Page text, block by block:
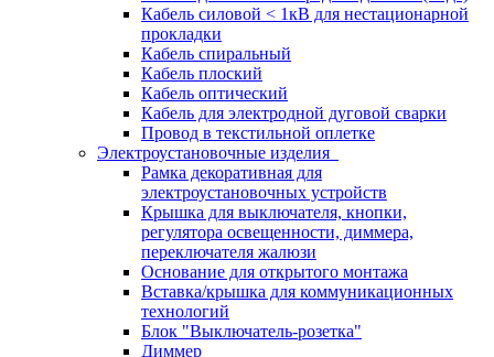
Кабель силовой < 1кВ для нестационарной
прокладки
Кабель спиральный
Кабель плоский
Кабель оптический
Кабель для электродной дуговой сварки
Провод в текстильной оплетке
Электроустановочные изделия
Рамка декоративная для
электроустановочных устройств
Крышка для выключателя, кнопки,
регулятора освещенности, диммера,
переключателя жалюзи
Основание для открытого монтажа
Вставка/крышка для коммуникационных
технологий
Блок "Выключатель-розетка"
Диммер